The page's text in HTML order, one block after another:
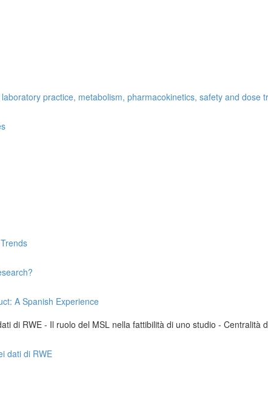
practice, metabolism, pharmacokinetics, safety and dose
A Spanish Experience
di RWE - Il ruolo del MSL nella fattibilità di uno studio - Centralità
dati di RWE